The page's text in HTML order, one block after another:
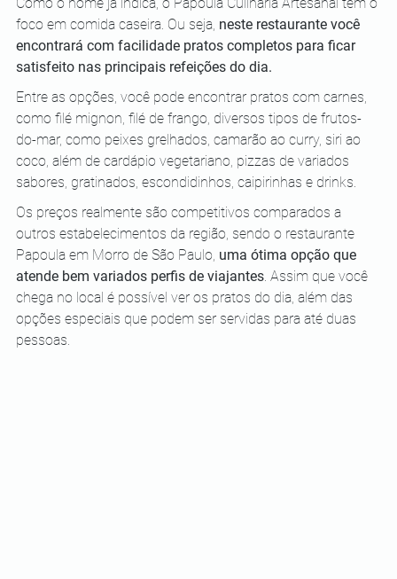
foco em comida caseira. Ou seja, neste restaurante você
encontrará com facilidade pratos completos para ficar
satisfeito nas principais refeições do dia.
Entre as opções, você pode encontrar pratos com carnes,
como filé mignon, filé de frango, diversos tipos de frutos-
do-mar, como peixes grelhados, camarão ao curry, siri ao
coco, além de cardápio vegetariano, pizzas de variados
sabores, gratinados, escondidinhos, caipirinhas e drinks.
Os preços realmente são competitivos comparados a
outros estabelecimentos da região, sendo o restaurante
Papoula em Morro de São Paulo, uma ótima opção que
atende bem variados perfis de viajantes. Assim que você
chega no local é possível ver os pratos do dia, além das
opções especiais que podem ser servidas para até duas
pessoas.